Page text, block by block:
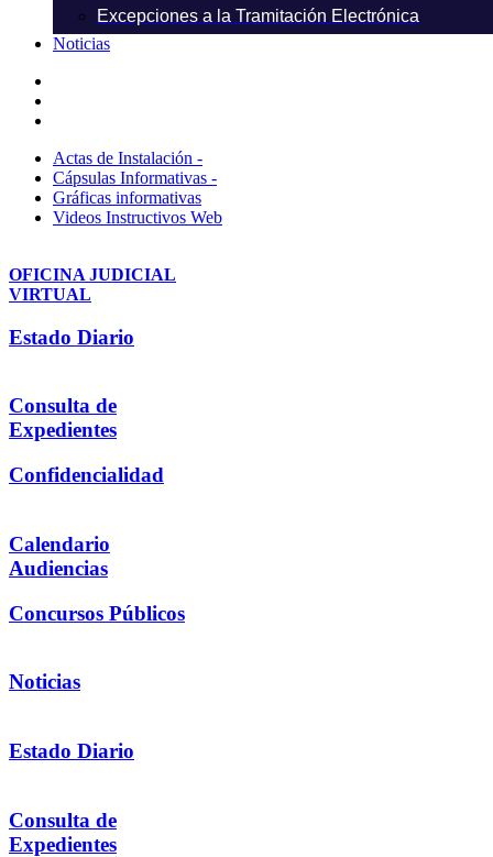
Excepciones a la Tramitación Electrónica
Noticias
Actas de Instalación -
Cápsulas Informativas -
Gráficas informativas
Videos Instructivos Web
OFICINA JUDICIAL
VIRTUAL
Estado Diario
Consulta de
Expedientes
Confidencialidad
Calendario
Audiencias
Concursos Públicos
Noticias
Estado Diario
Consulta de
Expedientes